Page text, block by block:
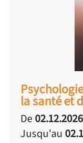
la santé et
De
Jusqu'au